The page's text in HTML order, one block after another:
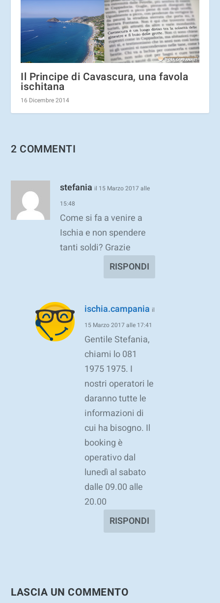
Il Principe di Cavascura, una favola
ischitana
16 Dicembre 2014
2 COMMENTI
stefania il 15 Marzo 2017 alle
15:48
Come si fa a venire a
Ischia e non spendere
tanti soldi? Grazie
RISPONDI
ischia.campania il
15 Marzo 2017 alle 17:41
Gentile Stefania,
chiami lo 081
1975 1975. I
nostri operatori le
daranno tutte le
informazioni di
cui ha bisogno. Il
booking è
operativo dal
lunedì al sabato
dalle 09.00 alle
20.00
RISPONDI
LASCIA UN COMMENTO